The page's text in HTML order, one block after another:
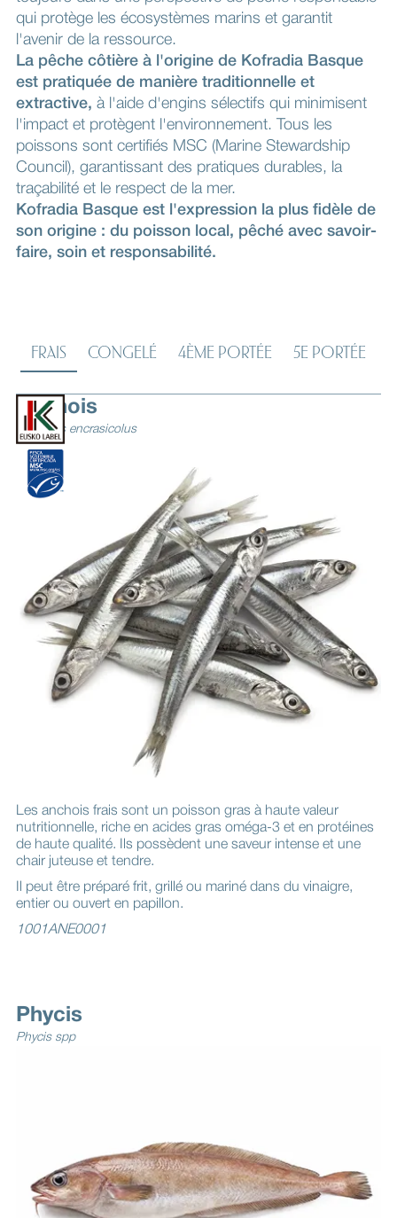
qui protège les écosystèmes marins et garantit
l'avenir de la ressource.
La pêche côtière à l'origine de Kofradia Basque
est pratiquée de manière traditionnelle et
extractive, à l'aide d'engins sélectifs qui minimisent
l'impact et protègent l'environnement. Tous les
poissons sont certifiés MSC (Marine Stewardship
Council), garantissant des pratiques durables, la
traçabilité et le respect de la mer.
Kofradia Basque est l'expression la plus fidèle de
son origine : du poisson local, pêché avec savoir-
faire, soin et responsabilité.
FRAIS CONGELÉ 4ÈME PORTÉE 5E PORTÉE
Anchois
Engraulis encrasicolus
Les anchois frais sont un poisson gras à haute valeur
nutritionnelle, riche en acides gras oméga-3 et en protéines
de haute qualité. Ils possèdent une saveur intense et une
chair juteuse et tendre.
Il peut être préparé frit, grillé ou mariné dans du vinaigre,
entier ou ouvert en papillon.
1001ANE0001
Phycis
Phycis spp